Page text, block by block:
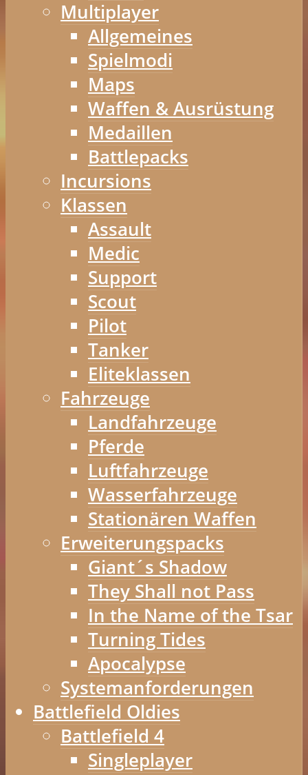
Multiplayer
Allgemeines
Spielmodi
Maps
Waffen & Ausrüstung
Medaillen
Battlepacks
Incursions
Klassen
Assault
Medic
Support
Scout
Pilot
Tanker
Eliteklassen
Fahrzeuge
Landfahrzeuge
Pferde
Luftfahrzeuge
Wasserfahrzeuge
Stationären Waffen
Erweiterungspacks
Giant´s Shadow
They Shall not Pass
In the Name of the Tsar
Turning Tides
Apocalypse
Systemanforderungen
Battlefield Oldies
Battlefield 4
Singleplayer